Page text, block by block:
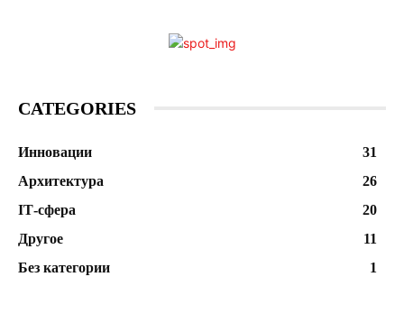
CATEGORIES
Инновации
31
Архитектура
26
ІТ-сфера
20
Другое
11
Без категории
1